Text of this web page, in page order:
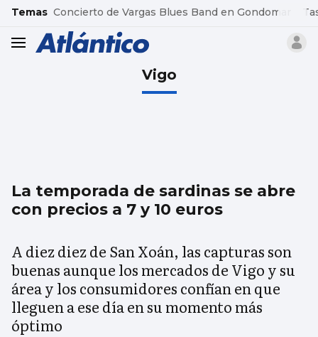
common.go-to-content
Temas Concierto de Vargas Blues Band en Gondomar
header.menu.open
Vigo
La temporada de sardinas se abre
con precios a 7 y 10 euros
A diez diez de San Xoán, las capturas son
buenas aunque los mercados de Vigo y su
área y los consumidores confían en que
lleguen a ese día en su momento más
óptimo